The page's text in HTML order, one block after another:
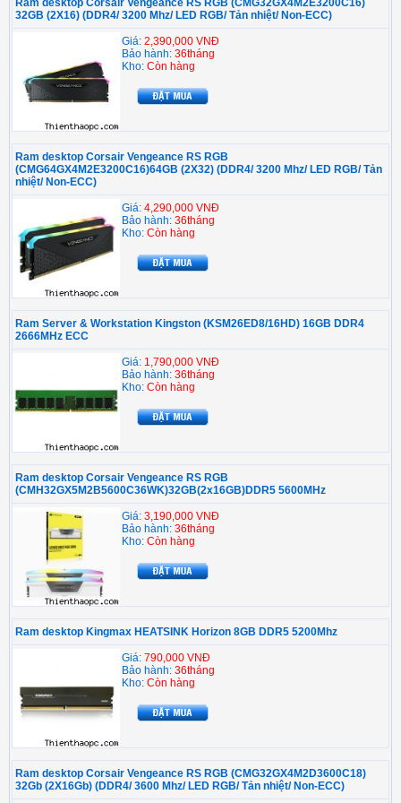
Ram desktop Corsair Vengeance RS RGB (CMG32GX4M2E3200C16)
32GB (2X16) (DDR4/ 3200 Mhz/ LED RGB/ Tản nhiệt/ Non-ECC)
Giá: 2,390,000 VNĐ
Bảo hành: 36tháng
Kho: Còn hàng
Ram desktop Corsair Vengeance RS RGB
(CMG64GX4M2E3200C16)64GB (2X32) (DDR4/ 3200 Mhz/ LED RGB/ Tản
nhiệt/ Non-ECC)
Giá: 4,290,000 VNĐ
Bảo hành: 36tháng
Kho: Còn hàng
Ram Server & Workstation Kingston (KSM26ED8/16HD) 16GB DDR4
2666MHz ECC
Giá: 1,790,000 VNĐ
Bảo hành: 36tháng
Kho: Còn hàng
Ram desktop Corsair Vengeance RS RGB
(CMH32GX5M2B5600C36WK)32GB(2x16GB)DDR5 5600MHz
Giá: 3,190,000 VNĐ
Bảo hành: 36tháng
Kho: Còn hàng
Ram desktop Kingmax HEATSINK Horizon 8GB DDR5 5200Mhz
Giá: 790,000 VNĐ
Bảo hành: 36tháng
Kho: Còn hàng
Ram desktop Corsair Vengeance RS RGB (CMG32GX4M2D3600C18)
32Gb (2X16Gb) (DDR4/ 3600 Mhz/ LED RGB/ Tản nhiệt/ Non-ECC)